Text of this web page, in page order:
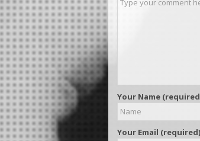
Your Name
Your Email (required)